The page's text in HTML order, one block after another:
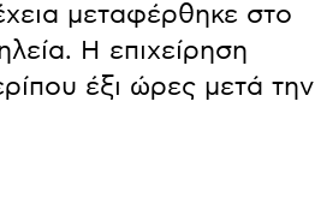
μεταφέρθηκε στο
Η επιχείρηση
έξι ώρες μετά την